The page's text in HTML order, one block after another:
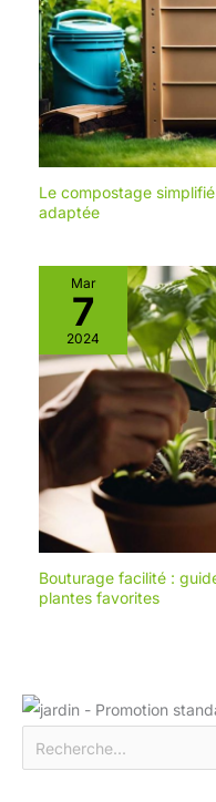
Le compostage
adaptée
Mar
7
2024
Bouturage facilité :
plantes favorites